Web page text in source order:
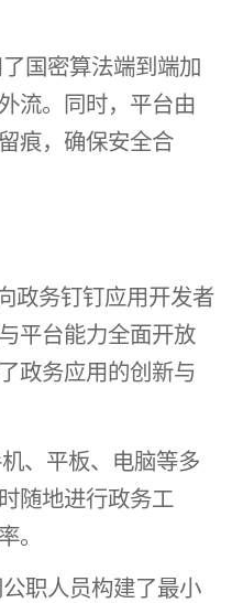
国密算法端到端加
流。同时，平台由
痕，确保安全合
政务钉钉应用开发者
平台能力全面开放
政务应用的创新与
、平板、电脑等多
随地进行政务工
。
职人员构建了最小